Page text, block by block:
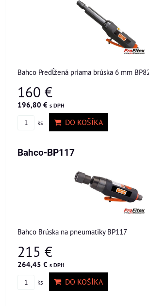
Bahco Predĺžená priama brúska 6 mm
160 €
196,80 € s DPH
ks DO KOŠÍKA
Bahco-BP117
Bahco Brúska na pneumatiky BP117
215 €
264,45 € s DPH
ks DO KOŠÍKA